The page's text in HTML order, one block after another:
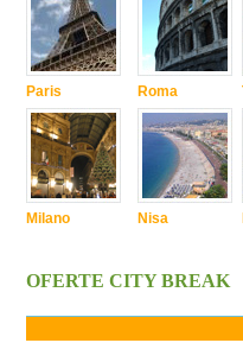
Paris
Milano
Roma
Nisa
OFERTE CITY BREAK